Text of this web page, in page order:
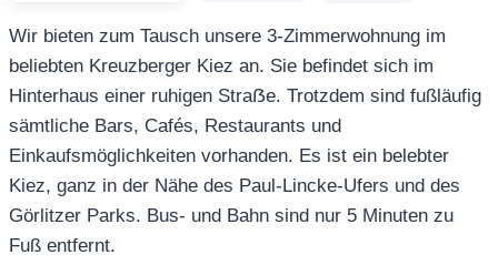
Wir bieten zum Tausch unsere 3-Zimmerwohnung im
beliebten Kreuzberger Kiez an. Sie befindet sich im
Hinterhaus einer ruhigen Straẞe. Trotzdem sind fußläufig
sämtliche Bars, Cafés, Restaurants und
Einkaufsmöglichkeiten vorhanden. Es ist ein belebter
Kiez, ganz in der Nähe des Paul-Lincke-Ufers und des
Görlitzer Parks. Bus- und Bahn sind nur 5 Minuten zu
Fuß entfernt.